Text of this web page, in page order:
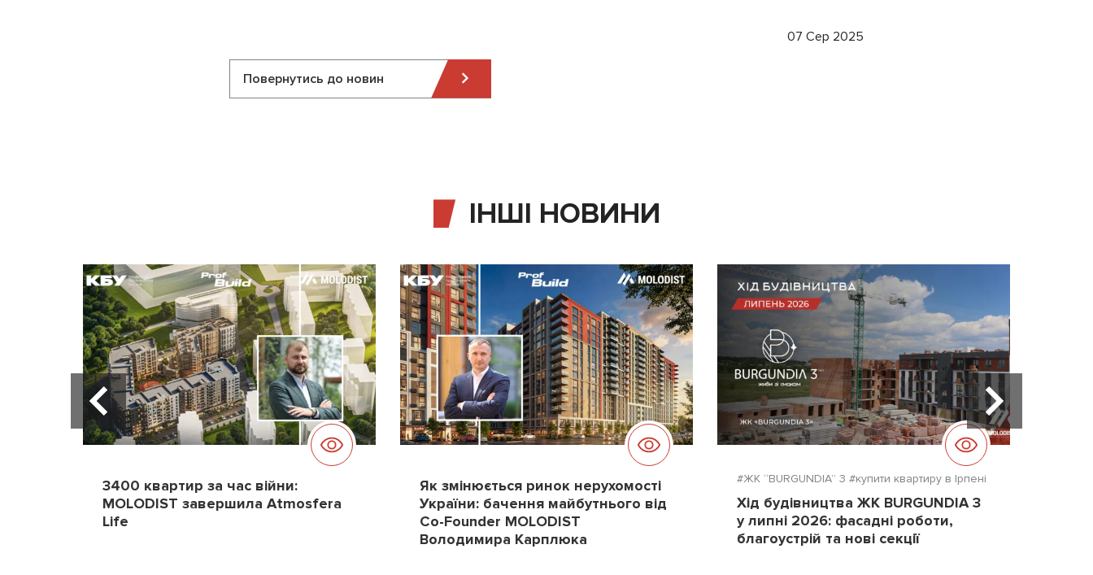
07 Сер 2025
Повернутись до новин
ІНШІ НОВИНИ
3400 квартир за час війни:
MOLODIST завершила Atmosfera
Life
Як змінюється ринок нерухомості
України: бачення майбутнього від
Co-Founder MOLODIST
Володимира Карплюка
#ЖК “BURGUNDIA” 3 #купити квартиру в Ірпені
Хід будівництва ЖК BURGUNDIA 3
у липні 2026: фасадні роботи,
благоустрій та нові секції